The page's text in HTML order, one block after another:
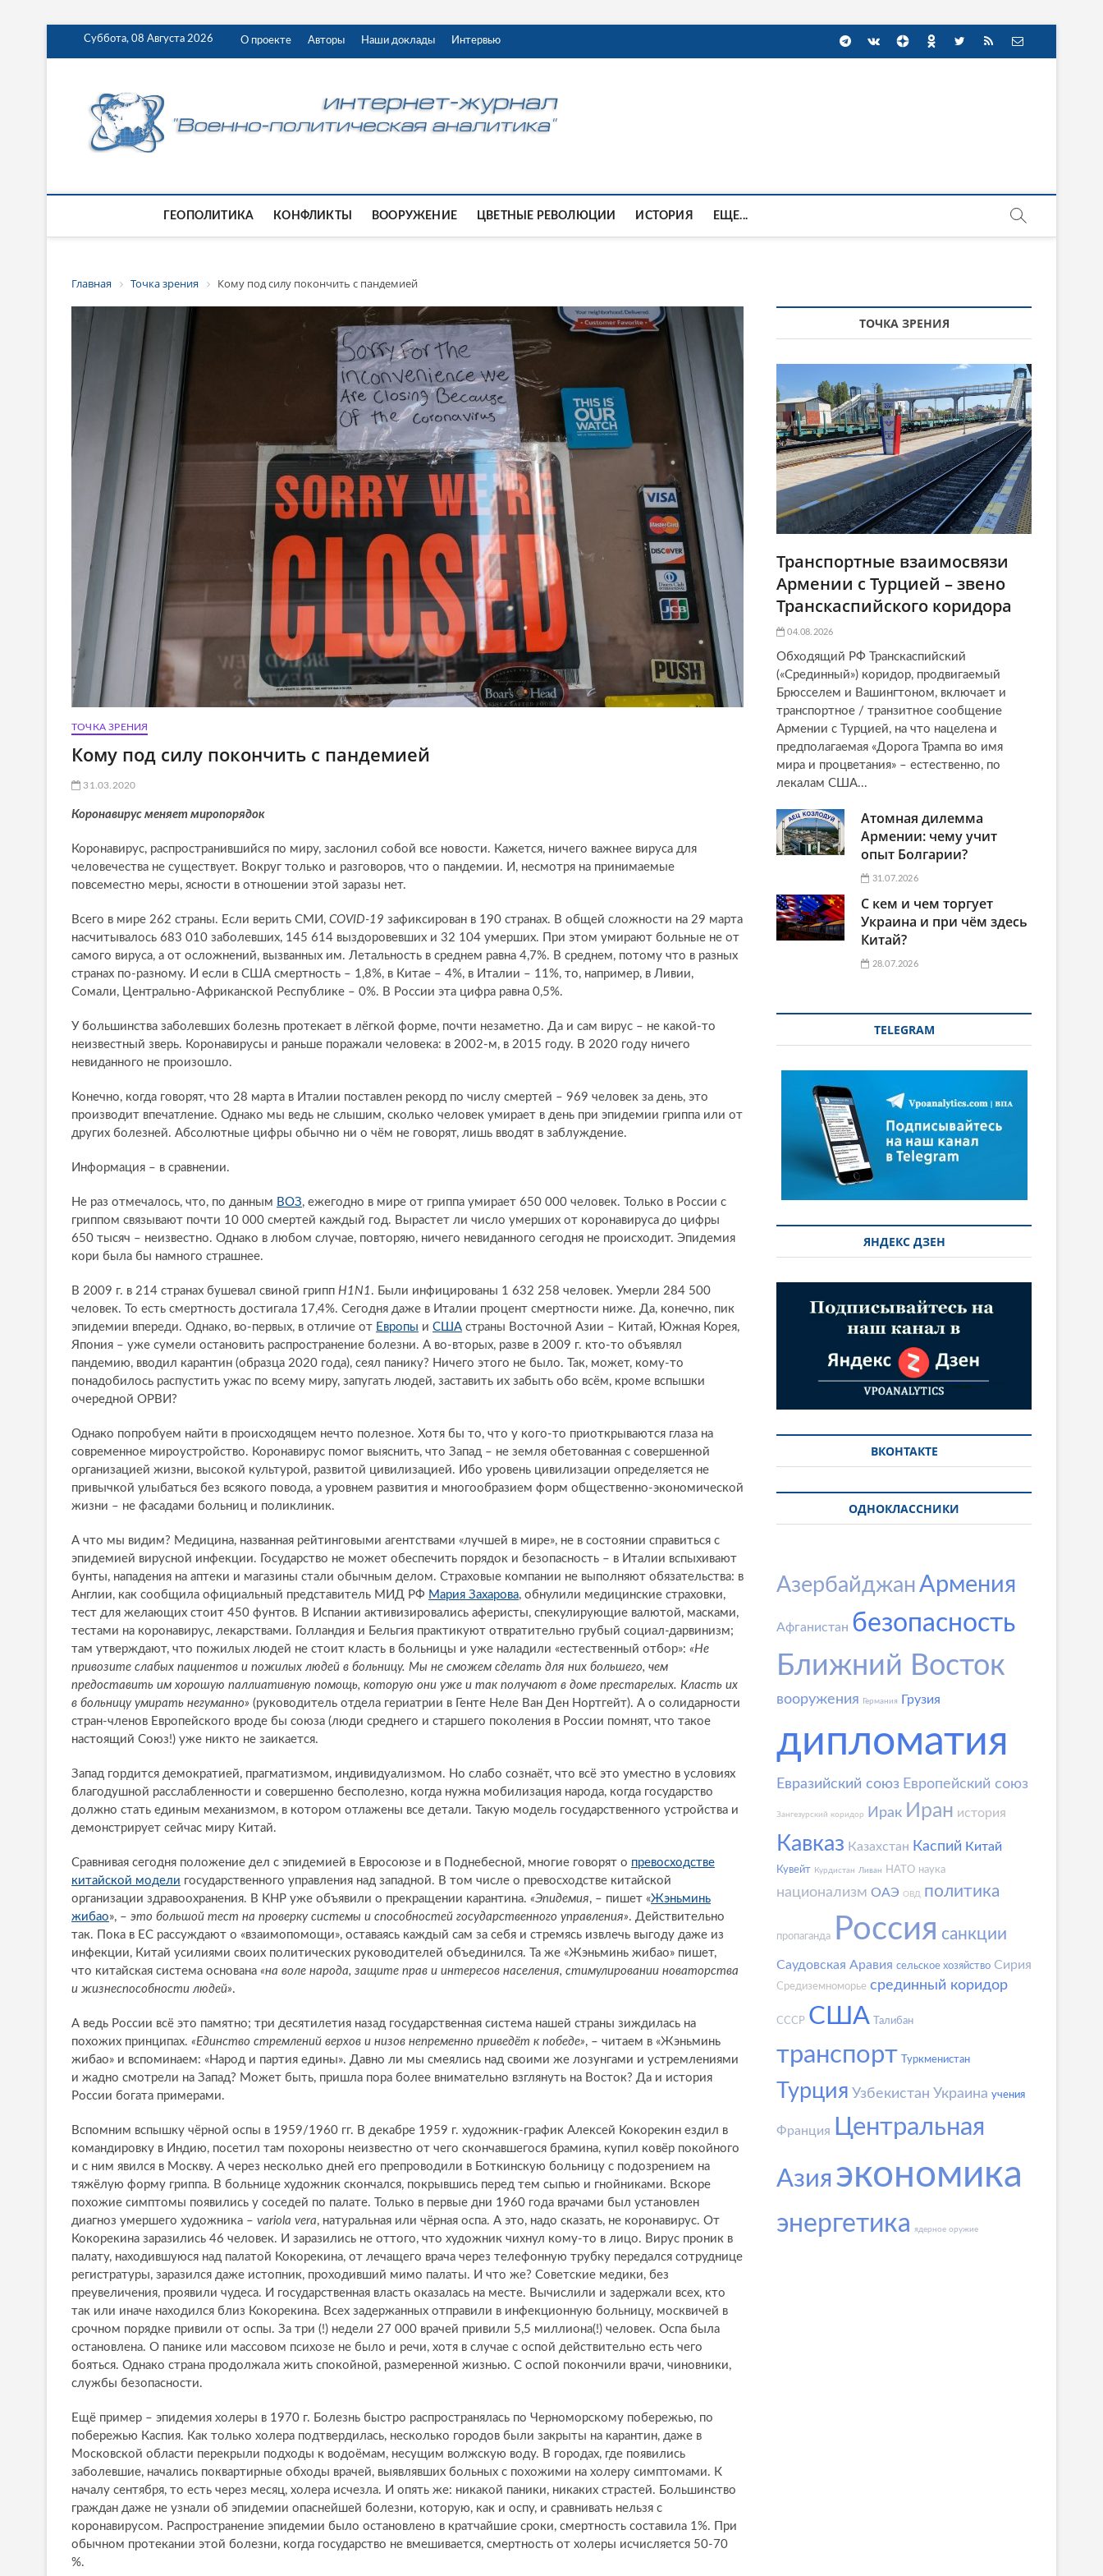
Суббота, 08 Августа 2026 О проекте Авторы Наши доклады Интервью
ГЕОПОЛИТИКА КОНФЛИКТЫ ВООРУЖЕНИЕ ЦВЕТНЫЕ РЕВОЛЮЦИИ ИСТОРИЯ ЕЩЕ...
Главная Точка зрения Кому под силу покончить с пандемией
ТОЧКА ЗРЕНИЯ
Кому под силу покончить с пандемией
31.03.2020
Коронавирус меняет миропорядок
Коронавирус, распространившийся по миру, заслонил собой все новости. Кажется, ничего важнее вируса для
человечества не существует. Вокруг только и разговоров, что о пандемии. И, несмотря на принимаемые
повсеместно меры, ясности в отношении этой заразы нет.
Всего в мире 262 страны. Если верить СМИ, COVID-19 зафиксирован в 190 странах. В общей сложности на 29 марта
насчитывалось 683 010 заболевших, 145 614 выздоровевших и 32 104 умерших. При этом умирают больные не от
самого вируса, а от осложнений, вызванных им. Летальность в среднем равна 4,7%. В среднем, потому что в разных
странах по-разному. И если в США смертность – 1,8%, в Китае – 4%, в Италии – 11%, то, например, в Ливии,
Сомали, Центрально-Африканской Республике – 0%. В России эта цифра равна 0,5%.
У большинства заболевших болезнь протекает в лёгкой форме, почти незаметно. Да и сам вирус – не какой-то
неизвестный зверь. Коронавирусы и раньше поражали человека: в 2002-м, в 2015 году. В 2020 году ничего
невиданного не произошло.
Конечно, когда говорят, что 28 марта в Италии поставлен рекорд по числу смертей – 969 человек за день, это
производит впечатление. Однако мы ведь не слышим, сколько человек умирает в день при эпидемии гриппа или от
других болезней. Абсолютные цифры обычно ни о чём не говорят, лишь вводят в заблуждение.
Информация – в сравнении.
Не раз отмечалось, что, по данным ВОЗ, ежегодно в мире от гриппа умирает 650 000 человек. Только в России с
гриппом связывают почти 10 000 смертей каждый год. Вырастет ли число умерших от коронавируса до цифры
650 тысяч – неизвестно. Однако в любом случае, повторяю, ничего невиданного сегодня не происходит. Эпидемия
кори была бы намного страшнее.
В 2009 г. в 214 странах бушевал свиной грипп H1N1 . Были инфицированы 1 632 258 человек. Умерли 284 500
человек. То есть смертность достигала 17,4%. Сегодня даже в Италии процент смертности ниже. Да, конечно, пик
эпидемии впереди. Однако, во-первых, в отличие от Европы и США страны Восточной Азии – Китай, Южная Корея,
Япония – уже сумели остановить распространение болезни. А во-вторых, разве в 2009 г. кто-то объявлял
пандемию, вводил карантин (образца 2020 года), сеял панику? Ничего этого не было. Так, может, кому-то
понадобилось распустить ужас по всему миру, запугать людей, заставить их забыть обо всём, кроме вспышки
очередной ОРВИ?
Однако попробуем найти в происходящем нечто полезное. Хотя бы то, что у кого-то приоткрываются глаза на
современное мироустройство. Коронавирус помог выяснить, что Запад – не земля обетованная с совершенной
организацией жизни, высокой культурой, развитой цивилизацией. Ибо уровень цивилизации определяется не
привычкой улыбаться без всякого повода, а уровнем развития и многообразием форм общественно-экономической
жизни – не фасадами больниц и поликлиник.
А что мы видим? Медицина, названная рейтинговыми агентствами «лучшей в мире», не в состоянии справиться с
эпидемией вирусной инфекции. Государство не может обеспечить порядок и безопасность – в Италии вспыхивают
бунты, нападения на аптеки и магазины стали обычным делом. Страховые компании не выполняют обязательства: в
Англии, как сообщила официальный представитель МИД РФ Мария Захарова, обнулили медицинские страховки,
тест для желающих стоит 450 фунтов. В Испании активизировались аферисты, спекулирующие валютой, масками,
тестами на коронавирус, лекарствами. Голландия и Бельгия практикуют отвратительно грубый социал-дарвинизм;
там утверждают, что пожилых людей не стоит класть в больницы и уже наладили «естественный отбор»: «Не
привозите слабых пациентов и пожилых людей в больницу. Мы не сможем сделать для них большего, чем
предоставить им хорошую паллиативную помощь, которую они уже и так получают в доме престарелых. Класть их
в больницу умирать негуманно» (руководитель отдела гериатрии в Генте Неле Ван Ден Нортгейт). А о солидарности
стран-членов Европейского вроде бы союза (люди среднего и старшего поколения в России помнят, что такое
настоящий Союз!) уже никто не заикается.
Запад гордится демократией, прагматизмом, индивидуализмом. Но слабо сознаёт, что всё это уместно в условиях
благодушной расслабленности и совершенно бесполезно, когда нужна мобилизация народа, когда государство
должно стать единым механизмом, в котором отлажены все детали. Такую модель государственного устройства и
демонстрирует сейчас миру Китай.
Сравнивая сегодня положение дел с эпидемией в Евросоюзе и в Поднебесной, многие говорят о превосходстве
китайской модели государственного управления над западной. В том числе о превосходстве китайской
организации здравоохранения. В КНР уже объявили о прекращении карантина. «Эпидемия, – пишет «Жэньминь
жибао», – это большой тест на проверку системы и способностей государственного управления». Действительно
так. Пока в ЕС рассуждают о «взаимопомощи», оставаясь каждый сам за себя и стремясь извлечь выгоду даже из
инфекции, Китай усилиями своих политических руководителей объединился. Та же «Жэньминь жибао» пишет,
что китайская система основана «на воле народа, защите прав и интересов населения, стимулировании новаторства
и жизнеспособности людей».
А ведь России всё это памятно; три десятилетия назад государственная система нашей страны зиждилась на
похожих принципах. «Единство стремлений верхов и низов непременно приведёт к победе», – читаем в «Жэньминь
жибао» и вспоминаем: «Народ и партия едины». Давно ли мы смеялись над своими же лозунгами и устремлениями
и жадно смотрели на Запад? Может быть, пришла пора более внимательно взглянуть на Восток? Да и история
России богата примерами.
Вспомним вспышку чёрной оспы в 1959/1960 гг. В декабре 1959 г. художник-график Алексей Кокорекин ездил в
командировку в Индию, посетил там похороны неизвестно от чего скончавшегося брамина, купил ковёр покойного
и с ним явился в Москву. А через несколько дней его препроводили в Боткинскую больницу с подозрением на
тяжёлую форму гриппа. В больнице художник скончался, покрывшись перед тем сыпью и гнойниками. Вскоре
похожие симптомы появились у соседей по палате. Только в первые дни 1960 года врачами был установлен
диагноз умершего художника – variola vera, натуральная или чёрная оспа. А это, надо сказать, не коронавирус. От
Кокорекина заразились 46 человек. И заразились не оттого, что художник чихнул кому-то в лицо. Вирус проник в
палату, находившуюся над палатой Кокорекина, от лечащего врача через телефонную трубку передался сотруднице
регистратуры, заразился даже истопник, проходивший мимо палаты. И что же? Советские медики, без
преувеличения, проявили чудеса. И государственная власть оказалась на месте. Вычислили и задержали всех, кто
так или иначе находился близ Кокорекина. Всех задержанных отправили в инфекционную больницу, москвичей в
срочном порядке привили от оспы. За три (!) недели 27 000 врачей привили 5,5 миллиона(!) человек. Оспа была
остановлена. О панике или массовом психозе не было и речи, хотя в случае с оспой действительно есть чего
бояться. Однако страна продолжала жить спокойной, размеренной жизнью. С оспой покончили врачи, чиновники,
службы безопасности.
Ещё пример – эпидемия холеры в 1970 г. Болезнь быстро распространялась по Черноморскому побережью, по
побережью Каспия. Как только холера подтвердилась, несколько городов были закрыты на карантин, даже в
Московской области перекрыли подходы к водоёмам, несущим волжскую воду. В городах, где появились
заболевшие, начались поквартирные обходы врачей, выявлявших больных с похожими на холеру симптомами. К
началу сентября, то есть через месяц, холера исчезла. И опять же: никакой паники, никаких страстей. Большинство
граждан даже не узнали об эпидемии опаснейшей болезни, которую, как и оспу, и сравнивать нельзя с
коронавирусом. Распространение эпидемии было остановлено в кратчайшие сроки, смертность составила 1%. При
обычном протекании этой болезни, когда государство не вмешивается, смертность от холеры исчисляется 50-70
%.
ТОЧКА ЗРЕНИЯ
Транспортные взаимосвязи
Армении с Турцией – звено
Транскаспийского коридора
04.08.2026
Обходящий РФ Транскаспийский
(«Срединный») коридор, продвигаемый
Брюсселем и Вашингтоном, включает и
транспортное / транзитное сообщение
Армении с Турцией, на что нацелена и
предполагаемая «Дорога Трампа во имя
мира и процветания» – естественно, по
лекалам США...
Атомная дилемма
Армении: чему учит
опыт Болгарии?
31.07.2026
С кем и чем торгует
Украина и при чём здесь
Китай?
28.07.2026
TELEGRAM
ЯНДЕКС ДЗЕН
ВКОНТАКТЕ
ОДНОКЛАССНИКИ
АзербайджанАрмения
Афганистан безопасность
Ближний Восток
вооружения Германия Грузия
дипломатия
Евразийский союз Европейский союз
Зангезурский коридор Ирак Иран история
Кавказ Казахстан Каспий Китай
Кувейт Курдистан Ливан НАТО наука
национализм ОАЭ ОВД политика
пропаганда Россия санкции
Саудовская Аравия сельское хозяйство Сирия
Средиземноморье срединный коридор
СССР США Талибан
транспорт Туркменистан
Турция Узбекистан Украина учения
Франция Центральная
Азия экономика
энергетика ядерное оружие